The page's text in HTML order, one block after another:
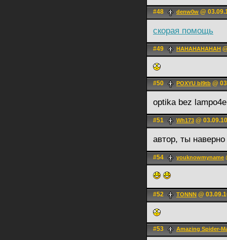
#48 denw0w @
скорая помощь
#49 HAHAHAHAHAH
#50 POXYU bl9tb @
optika bez
#51 Wh173 @
автор, ты
#54 youknowmyname
#52 TONNN @
#53 Amazing Spider-